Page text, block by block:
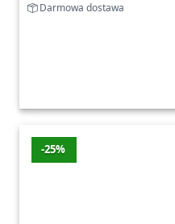
Darmowa dostawa
-25%